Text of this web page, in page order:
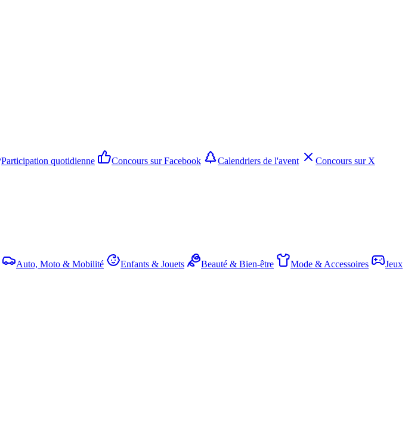
Participation quotidienne Concours sur Facebook Calendriers de l'avent
Concours sur X
Auto, Moto & Mobilité Enfants & Jouets Beauté & Bien-être Mode & Accessoires
Jeux